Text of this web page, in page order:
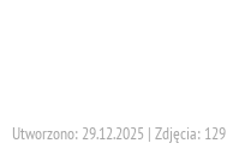
Utworzono: 29.12.2025 | Zdjęcia: 129